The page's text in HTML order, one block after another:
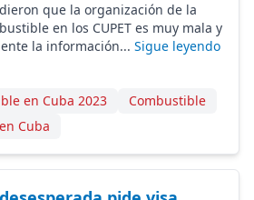
que la organización de la
en los CUPET es muy mala y
la información... Sigue leyendo
en Cuba 2023
Combustible
Cuba